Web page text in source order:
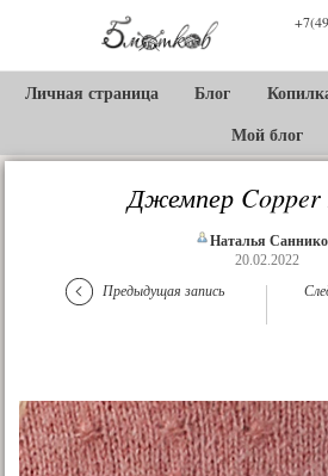
Личная страница Блог
Мой блог
Джемпер
Наталья
20.02.2022
Предыдущая запись